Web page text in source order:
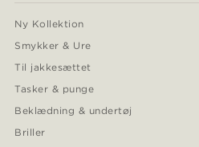
Ny Kollektion
Smykker & Ure
Til jakkesættet
Tasker & punge
Beklædning & undertøj
Briller